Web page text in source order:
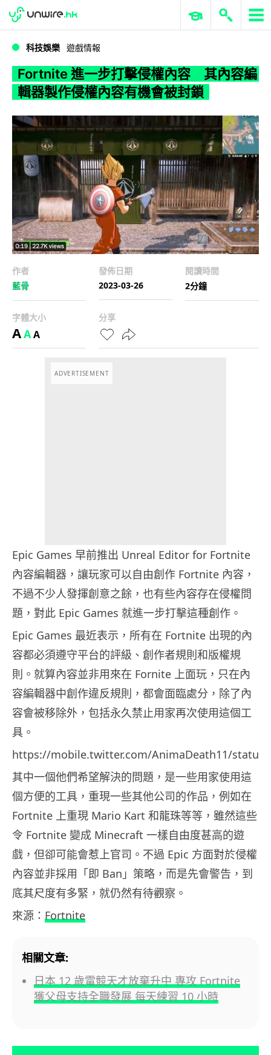
WWDC 2026 ERP 與商業 AI
科技娛樂 遊戲情報
Fortnite 進一步打擊侵權內容 其內容編
輯器製作侵權內容有機會被封鎖
作者
藍骨
發佈日期
2023-03-26
閱讀時間
2分鐘
字體大小
AAA
分享
ADVERTISEMENT
Epic Games 早前推出 Unreal Editor for Fortnite
內容編輯器，讓玩家可以自由創作 Fortnite 內容，
不過不少人發揮創意之餘，也有些內容存在侵權問
題，對此 Epic Games 就進一步打擊這種創作。
Epic Games 最近表示，所有在 Fortnite 出現的內
容都必須遵守平台的評級、創作者規則和版權規
則。就算內容並非用來在 Fornite 上面玩，只在內
容編輯器中創作違反規則，都會面臨處分，除了內
容會被移除外，包括永久禁止用家再次使用這個工
具。
https://mobile.twitter.com/AnimaDeath11/status/
其中一個他們希望解決的問題，是一些用家使用這
個方便的工具，重現一些其他公司的作品，例如在
Fortnite 上重現 Mario Kart 和龍珠等等，雖然這些
令 Fortnite 變成 Minecraft 一樣自由度甚高的遊
戲，但卻可能會惹上官司。不過 Epic 方面對於侵權
內容並非採用「即 Ban」策略，而是先會警告，到
底其尺度有多緊，就仍然有待觀察。
來源： Fortnite
相關文章:
日本 12 歲電競天才放棄升中 專攻 Fortnite
獲父母支持全職發展 每天練習 10 小時